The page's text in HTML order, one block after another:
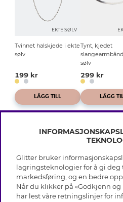
EKTE SØLV
Tvinnet halskjede i ekte
sølv
199 kr
LÄGG TILL
Tynt, kjedet
sølv
299 kr
LÄGG
INFO
Vilkår
OM
Glitter bruker
lagringsteknologier for å gi
markedsføring, og en bedre
Når du klikker på «Godkjenn
har lest våre retningslinjer for